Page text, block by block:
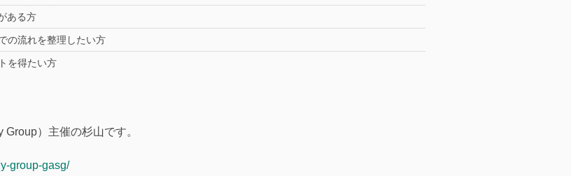
ある方
の流れを整理したい方
を得たい方
）主催の杉山です。
group-gasg/